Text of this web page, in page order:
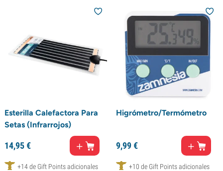
Esterilla Calefactora Para
Setas (Infrarrojos)
14,95€
+14 de Gift Points adicionales
Higrómetro/Termómetro
9,99€
+10 de Gift Points adicionales